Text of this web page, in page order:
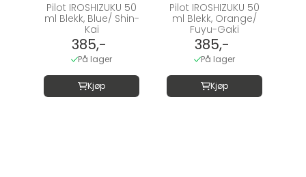
Pilot IROSHIZUKU 50
ml Blekk, Blue/ Shin-
Kai
385,-
På lager
Kjøp
Pilot IROSHIZUKU 50
ml Blekk, Orange/
Fuyu-Gaki
385,-
På lager
Kjøp